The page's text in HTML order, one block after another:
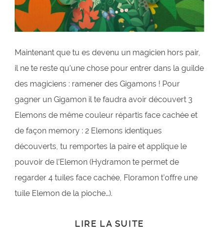
Maintenant que tu es devenu un magicien hors pair,
il ne te reste qu’une chose pour entrer dans la guilde
des magiciens : ramener des Gigamons ! Pour
gagner un Gigamon il te faudra avoir découvert 3
Elemons de même couleur répartis face cachée et
de façon memory : 2 Elemons identiques
découverts, tu remportes la paire et applique le
pouvoir de l’Elemon (Hydramon te permet de
regarder 4 tuiles face cachée, Floramon t’offre une
tuile Elemon de la pioche…).
LIRE LA SUITE